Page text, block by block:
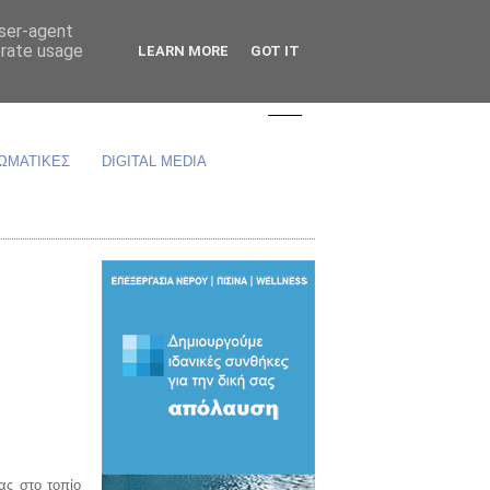
DIGITAL MEDIA
στο τοπίο
agent
usage
LEARN MORE GOT IT